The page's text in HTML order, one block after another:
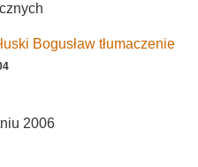
Bogusław tłumaczenie
2006